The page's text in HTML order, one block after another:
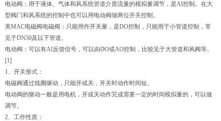
电动阀：用于液体、气体和风系统管道介质流量的模拟量调节，是AI控制。在大
型阀门和风系统的控制中也可以用电动阀做两位开关控制。
美MAC电磁阀电磁阀：只能用作开关量，是DO控制，只能用于小管道控制，常
见于DN50及以下管道。
电动阀：可以有AI反馈信号，可以由DO或AO控制，比较见于大管道和风阀等。
[1]
1、开关形式：
电磁阀通过线圈驱动，只能开或关，开关时动作时间短。
电动阀的驱动一般是用电机，开或关动作完成需要一定的时间模拟量的，可以做
调节。
2、工作性质：